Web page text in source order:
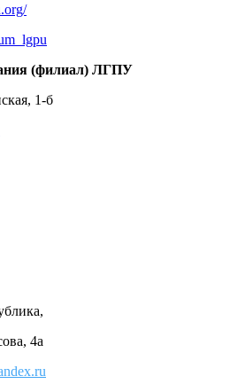
(филиал) ЛГПУ
1-б
4а